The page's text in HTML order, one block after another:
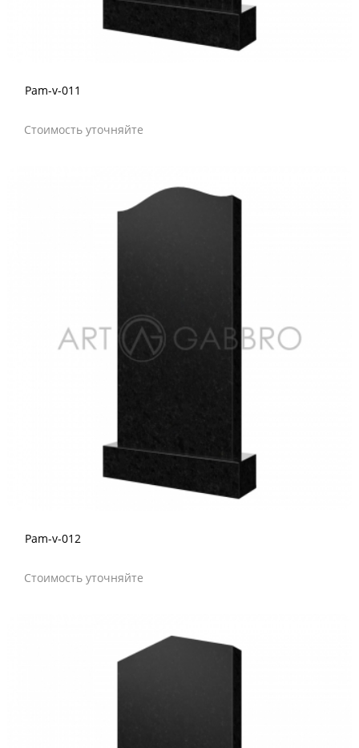
Pam-v-011
Стоимость уточняйте
Pam-v-012
Стоимость уточняйте